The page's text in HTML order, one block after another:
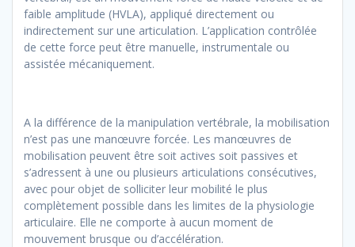
faible amplitude (HVLA), appliqué directement ou
indirectement sur une articulation. L’application contrôlée
de cette force peut être manuelle, instrumentale ou
assistée mécaniquement.
A la différence de la manipulation vertébrale, la mobilisation
n’est pas une manœuvre forcée. Les manœuvres de
mobilisation peuvent être soit actives soit passives et
s’adressent à une ou plusieurs articulations consécutives,
avec pour objet de solliciter leur mobilité le plus
complètement possible dans les limites de la physiologie
articulaire. Elle ne comporte à aucun moment de
mouvement brusque ou d’accélération.